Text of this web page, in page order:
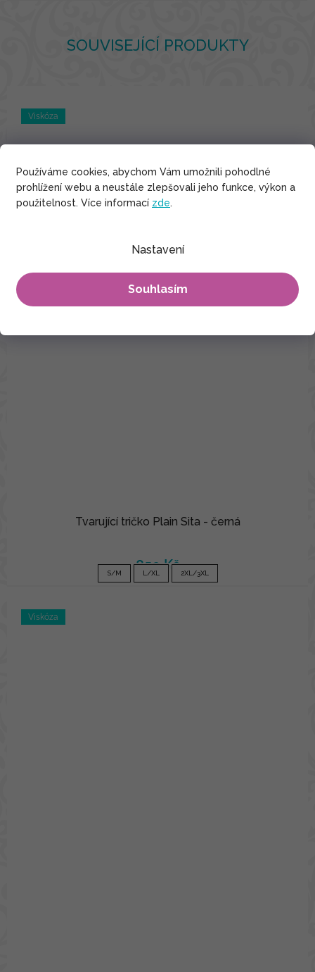
Používáme cookies, abychom Vám umožnili pohodlné
prohlížení webu a neustále zlepšovali jeho funkce, výkon a
použitelnost. Více informací zde.
Nastavení
Souhlasím
SOUVISEJÍCÍ PRODUKTY
Viskóza
Tvarující tričko Plain Sita - černá
850 Kč
S/M L/XL 2XL/3XL
Viskóza